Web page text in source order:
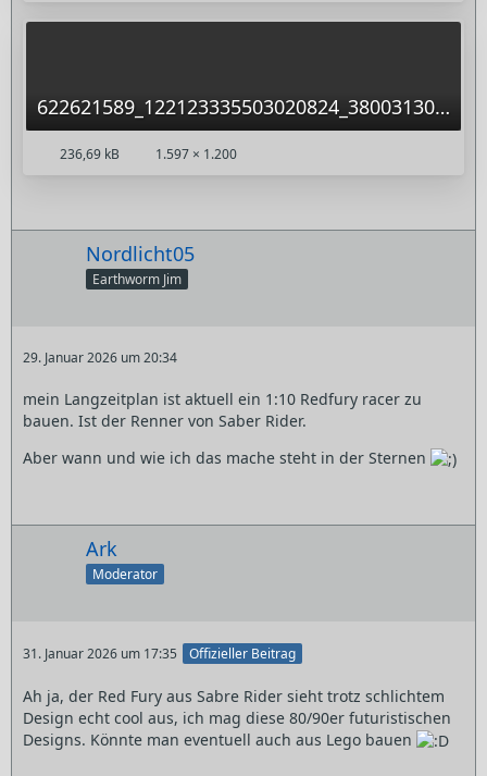
622621589_122123335503020824_3800313045293729122_n.jpg
236,69 kB 1.597 × 1.200
Nordlicht05
Earthworm Jim
29. Januar 2026 um 20:34
mein Langzeitplan ist aktuell ein 1:10 Redfury racer zu
bauen. Ist der Renner von Saber Rider.
Aber wann und wie ich das mache steht in der Sternen
Ark
Moderator
31. Januar 2026 um 17:35 Offizieller Beitrag
Ah ja, der Red Fury aus Sabre Rider sieht trotz schlichtem
Design echt cool aus, ich mag diese 80/90er futuristischen
Designs. Könnte man eventuell auch aus Lego bauen